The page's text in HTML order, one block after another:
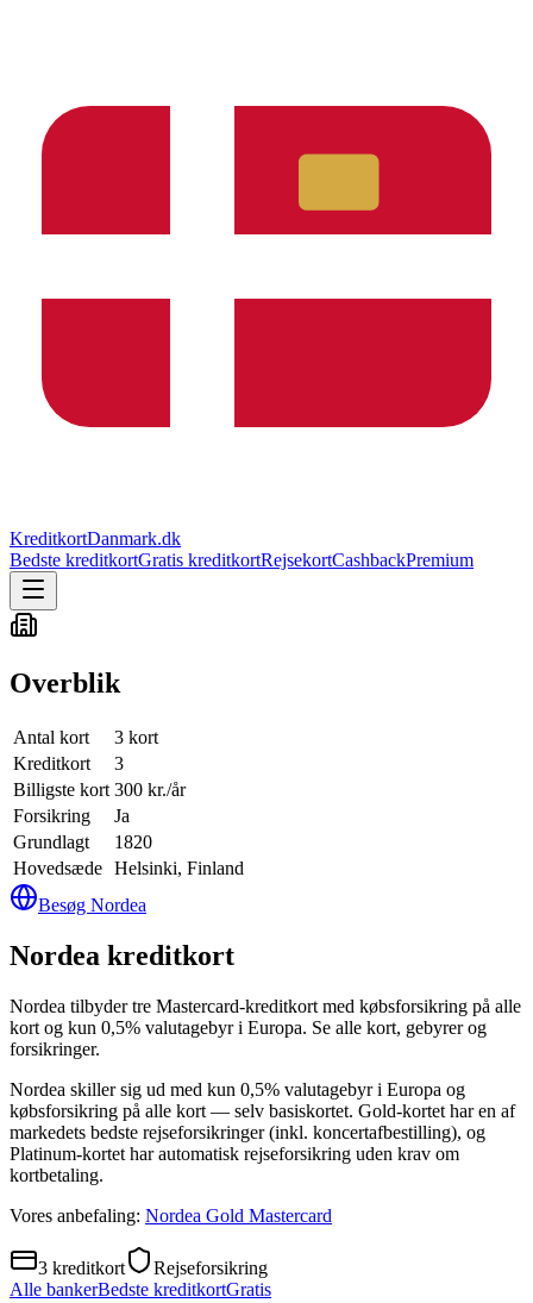
KreditkortDanmark.dk
Bedste kreditkortGratis kreditkortRejsekortCashbackPremium
Overblik
Antal kort
3 kort
Kreditkort
3
Billigste kort 300 kr./år
Forsikring
Ja
Grundlagt
1820
Hovedsæde Helsinki, Finland
Besøg Nordea
Nordea kreditkort
Nordea tilbyder tre Mastercard-kreditkort med købsforsikring på alle
kort og kun 0,5% valutagebyr i Europa. Se alle kort, gebyrer og
forsikringer.
Nordea skiller sig ud med kun 0,5% valutagebyr i Europa og
købsforsikring på alle kort — selv basiskortet. Gold-kortet har en af
markedets bedste rejseforsikringer (inkl. koncertafbestilling), og
Platinum-kortet har automatisk rejseforsikring uden krav om
kortbetaling.
Vores anbefaling: Nordea Gold Mastercard
3 kreditkort
Rejseforsikring
Alle bankerBedste kreditkortGratis